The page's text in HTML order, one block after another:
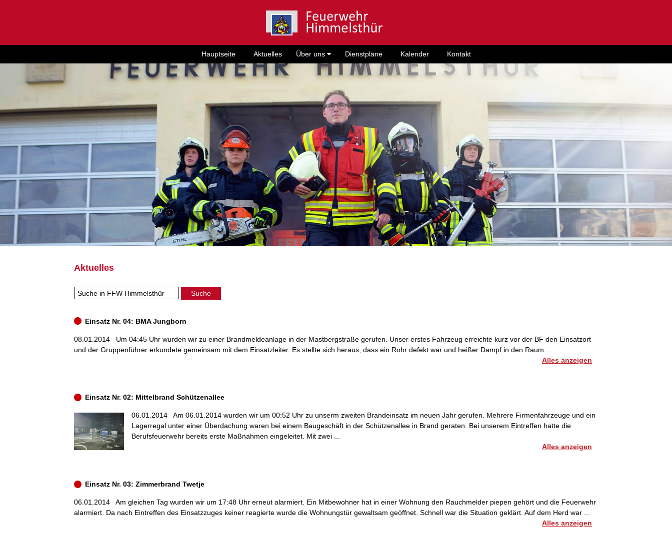
Hauptseite Aktuelles Über uns Dienstpläne Kalender Kontakt
Aktuelles
Einsatz Nr. 04: BMA Jungborn
08.01.2014 Um 04:45 Uhr wurden wir zu einer Brandmeldeanlage in der Mastbergstraße gerufen. Unser erstes Fahrzeug erreichte kurz vor der BF den Einsatzort
und der Gruppenführer erkundete gemeinsam mit dem Einsatzleiter. Es stellte sich heraus, dass ein Rohr defekt war und heißer Dampf in den Raum ...
Alles anzeigen
Einsatz Nr. 02: Mittelbrand Schützenallee
06.01.2014 Am 06.01.2014 wurden wir um 00:52 Uhr zu unserm zweiten Brandeinsatz im neuen Jahr gerufen. Mehrere Firmenfahrzeuge und ein
Lagerregal unter einer Überdachung waren bei einem Baugeschäft in der Schützenallee in Brand geraten. Bei unserem Eintreffen hatte die
Berufsfeuerwehr bereits erste Maßnahmen eingeleitet. Mit zwei ...
Alles anzeigen
Einsatz Nr. 03: Zimmerbrand Twetje
06.01.2014 Am gleichen Tag wurden wir um 17:48 Uhr erneut alarmiert. Ein Mitbewohner hat in einer Wohnung den Rauchmelder piepen gehört und die Feuerwehr
alarmiert. Da nach Eintreffen des Einsatzzuges keiner reagierte wurde die Wohnungstür gewaltsam geöffnet. Schnell war die Situation geklärt. Auf dem Herd war ...
Alles anzeigen